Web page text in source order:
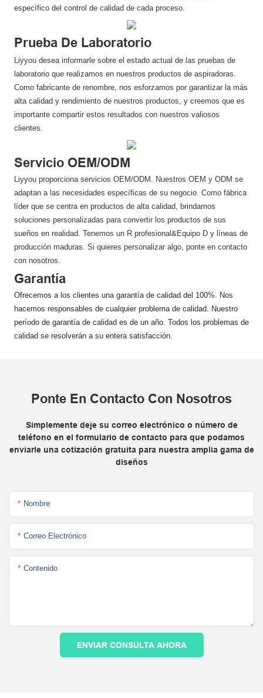
específico del control de calidad de cada proceso.
Prueba De Laboratorio
Liyyou desea informarle sobre el estado actual de las pruebas de
laboratorio que realizamos en nuestros productos de aspiradoras.
Como fabricante de renombre, nos esforzamos por garantizar la más
alta calidad y rendimiento de nuestros productos, y creemos que es
importante compartir estos resultados con nuestros valiosos
clientes.
Servicio OEM/ODM
Liyyou proporciona servicios OEM/ODM. Nuestros OEM y ODM se
adaptan a las necesidades específicas de su negocio. Como fábrica
líder que se centra en productos de alta calidad, brindamos
soluciones personalizadas para convertir los productos de sus
sueños en realidad. Tenemos un R profesional&Equipo D y líneas de
producción maduras. Si quieres personalizar algo, ponte en contacto
con nosotros.
Garantía
Ofrecemos a los clientes una garantía de calidad del 100%. Nos
hacemos responsables de cualquier problema de calidad. Nuestro
período de garantía de calidad es de un año. Todos los problemas de
calidad se resolverán a su entera satisfacción.
Ponte En Contacto Con Nosotros
Simplemente deje su correo electrónico o número de
teléfono en el formulario de contacto para que podamos
enviarle una cotización gratuita para nuestra amplia gama de
diseños
Nombre
Correo Electrónico
Contenido
ENVIAR CONSULTA AHORA